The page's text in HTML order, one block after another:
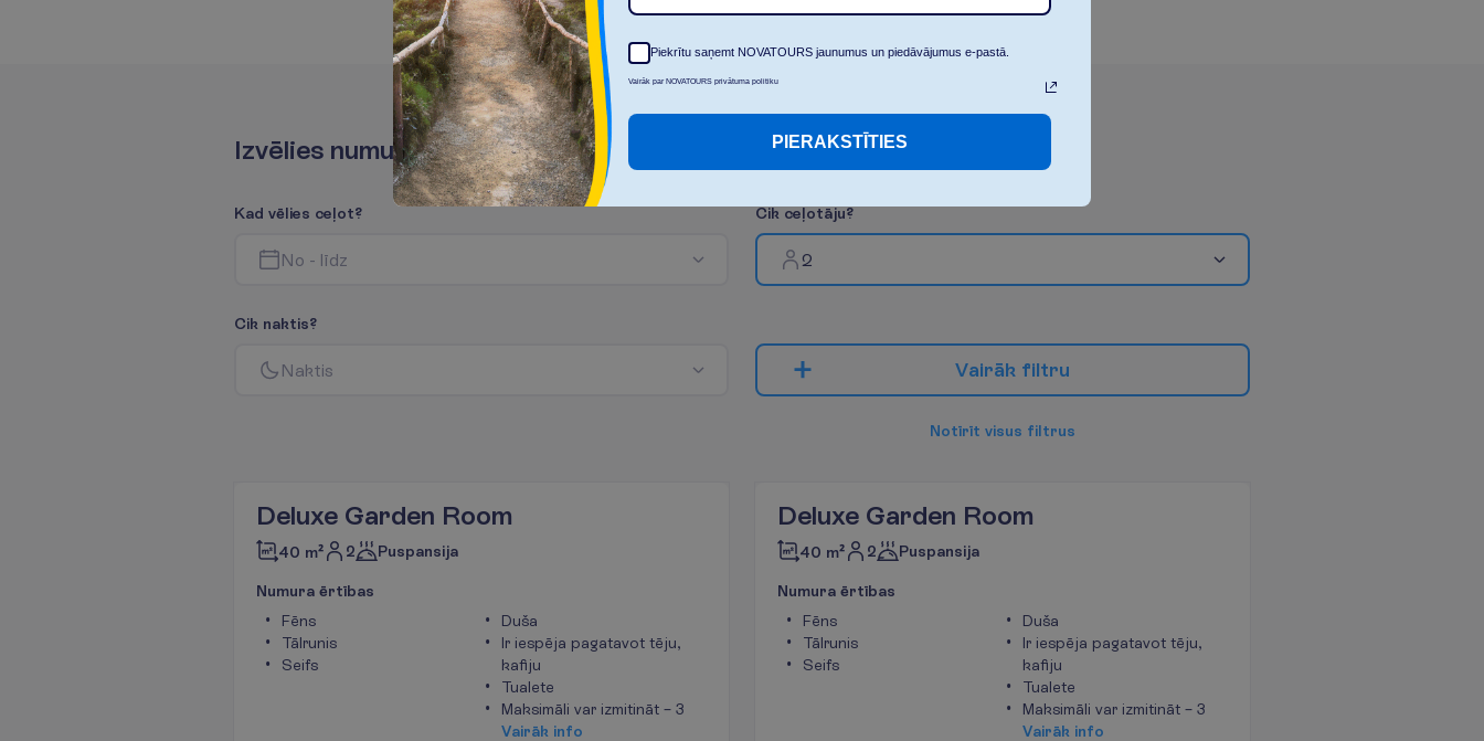
Izvēlies numuriņu
Kad vēlies ceļot?
No - līdz
Cik ceļotāju?
2
Cik naktis?
Naktis Vairāk filtru
Notīrīt visus filtrus
Deluxe Garden Room
40 m² 2 Puspansija
Numura ērtības
Fēns
Tālrunis
Seifs
Duša
Ir iespēja pagatavot tēju,
kafiju
Tualete
Maksimāli var izmitināt – 3
Vairāk info
Deluxe Garden Room
40 m² 2 Puspansija
Numura ērtības
Fēns
Tālrunis
Seifs
Duša
Ir iespēja pagatavot tēju,
kafiju
Tualete
Maksimāli var izmitināt – 3
Vairāk info
Piekrītu saņemt NOVATOURS jaunumus un piedāvājumus e-pastā.
Vairāk par NOVATOURS privātuma politiku
PIERAKSTĪTIES